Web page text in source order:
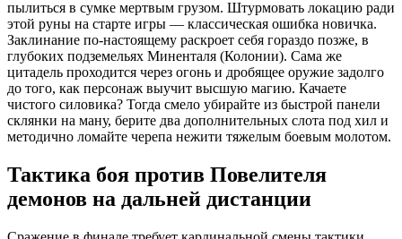
пылиться в сумке мертвым грузом. Штурмовать локацию ради
этой руны на старте игры — классическая ошибка новичка.
Заклинание по-настоящему раскроет себя гораздо позже, в
глубоких подземельях Миненталя (Колонии). Сама же
цитадель проходится через огонь и дробящее оружие задолго
до того, как персонаж выучит высшую магию. Качаете
чистого силовика? Тогда смело убирайте из быстрой панели
склянки на ману, берите два дополнительных слота под хил и
методично ломайте черепа нежити тяжелым боевым молотом.
Тактика боя против Повелителя
демонов на дальней дистанции